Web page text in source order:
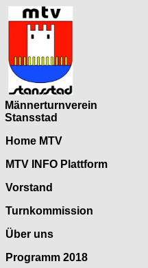
Männerturnverein
Stansstad
Home MTV
MTV INFO Plattform
Vorstand
Turnkommission
Über uns
Programm 2018